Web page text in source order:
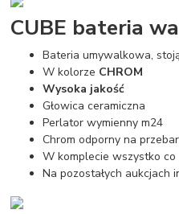
CUBE bateria
Bateria umywalkowa,
W kolorze CHROM
Wysoka jakość
Głowica ceramiczna
Perlator wymienny m24
Chrom odporny na
W komplecie wszystko
Na pozostałych aukcjach